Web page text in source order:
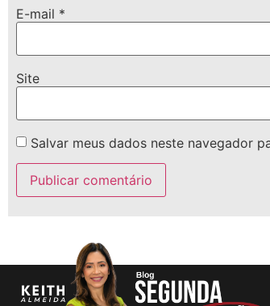
E-mail *
Site
Salvar meus dados neste navegador